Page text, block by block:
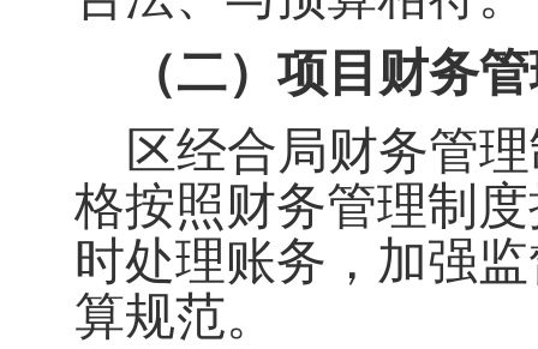
（二）项目财务
区经合局财务管
格按照财务管理制
时处理账务， 加强
算规范。